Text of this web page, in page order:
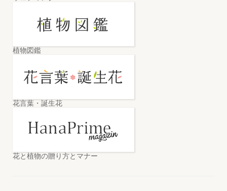
植物図鑑
花言葉・誕生花
花と植物の贈り方とマナー